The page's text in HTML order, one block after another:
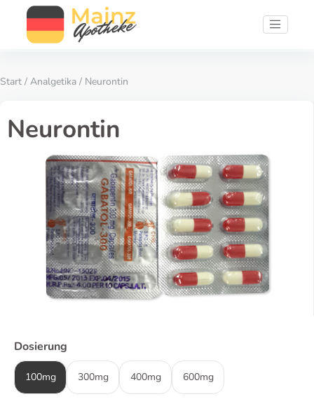
Start / Analgetika / Neurontin
Neurontin
Dosierung
100mg 300mg 400mg 600mg